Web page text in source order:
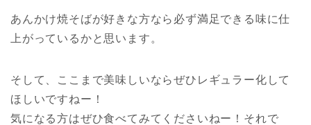
あんかけ焼そばが好きな方なら必ず満足できる味に仕
上がっているかと思います。
そして、ここまで美味しいならぜひレギュラー化して
ほしいですねー！
気になる方はぜひ食べてみてくださいねー！それで